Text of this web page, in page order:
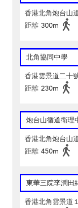
香港北角炮台山
距離 300m
北角協同中學
香港雲景道二十
距離 230m
炮台山循道衛理
香港北角炮台山
距離 450m
東華三院李潤田
香港北角雲景道